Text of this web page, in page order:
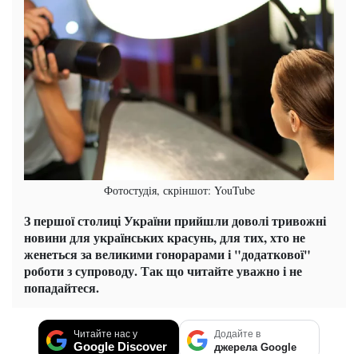
Фотостудія, скріншот: YouTube
З першої столиці України прийшли доволі тривожні
новини для українських красунь, для тих, хто не
женеться за великими гонорарами і "додаткової"
роботи з супроводу. Так що читайте уважно і не
попадайтеся.
Читайте нас у
Google Discover
Додайте в
джерела Google